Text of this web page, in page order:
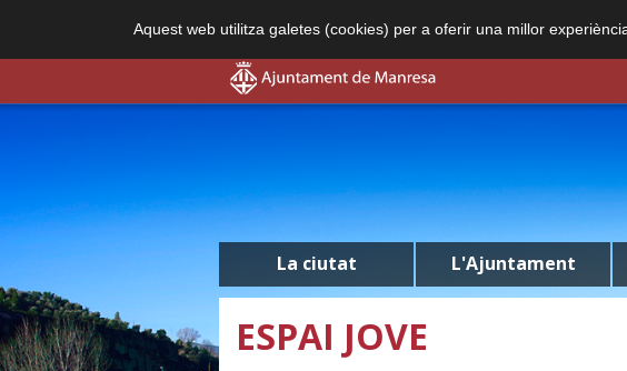
Aquest web utilitza galetes (cookies) per a oferir una millor
La ciutat L'Ajuntament
ESPAI JOVE